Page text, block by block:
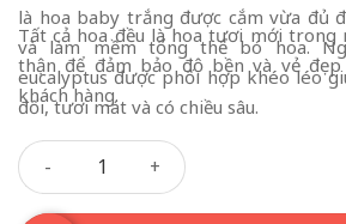
là hoa baby trắng được cắm vừa đủ
và làm mềm tổng thể bó hoa.
eucalyptus được phối hợp khéo léo
đối, tươi mát và có chiều sâu.
Tất cả hoa đều là hoa tươi mới trong
thận để đảm bảo độ bền và vẻ
khách hàng.
Mắt Biếc số lượng